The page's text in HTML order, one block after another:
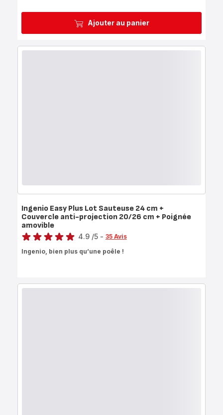
Ajouter au panier
Ingenio Easy Plus Lot Sauteuse 24 cm +
Couvercle anti-projection 20/26 cm + Poignée
amovible
Note
4.9 /5 - 35 Avis
Ingenio, bien plus qu’une poêle !